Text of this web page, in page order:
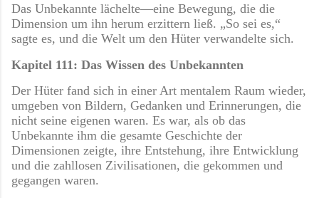
Das Unbekannte lächelte—eine Bewegung, die die
Dimension um ihn herum erzittern ließ. „So sei es,“
sagte es, und die Welt um den Hüter verwandelte sich.
Kapitel 111: Das Wissen des Unbekannten
Der Hüter fand sich in einer Art mentalem Raum wieder,
umgeben von Bildern, Gedanken und Erinnerungen, die
nicht seine eigenen waren. Es war, als ob das
Unbekannte ihm die gesamte Geschichte der
Dimensionen zeigte, ihre Entstehung, ihre Entwicklung
und die zahllosen Zivilisationen, die gekommen und
gegangen waren.